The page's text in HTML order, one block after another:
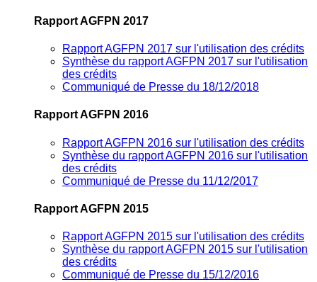
Rapport AGFPN 2017
Rapport AGFPN 2017 sur l'utilisation des crédits
Synthèse du rapport AGFPN 2017 sur l'utilisation
des crédits
Communiqué de Presse du 18/12/2018
Rapport AGFPN 2016
Rapport AGFPN 2016 sur l'utilisation des crédits
Synthèse du rapport AGFPN 2016 sur l'utilisation
des crédits
Communiqué de Presse du 11/12/2017
Rapport AGFPN 2015
Rapport AGFPN 2015 sur l'utilisation des crédits
Synthèse du rapport AGFPN 2015 sur l'utilisation
des crédits
Communiqué de Presse du 15/12/2016